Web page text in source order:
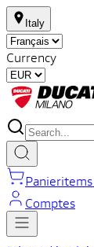
Italy
Currency
Panier
Comptes